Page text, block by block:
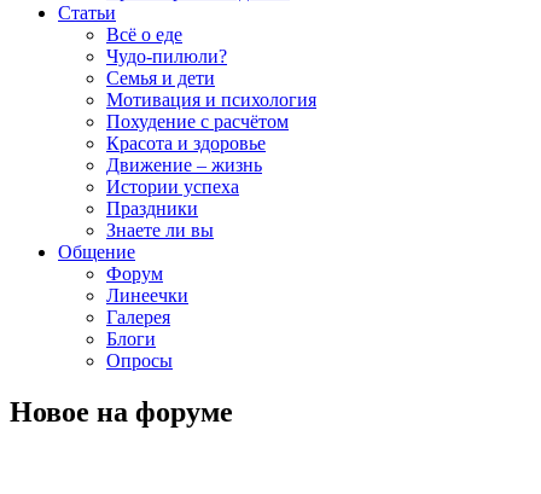
Статьи
Всё о еде
Чудо-пилюли?
Семья и дети
Мотивация и психология
Похудение с расчётом
Красота и здоровье
Движение – жизнь
Истории успеха
Праздники
Знаете ли вы
Общение
Форум
Линеечки
Галерея
Блоги
Опросы
Новое на форуме